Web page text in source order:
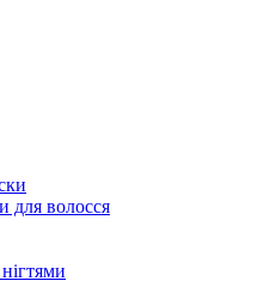
для волосся